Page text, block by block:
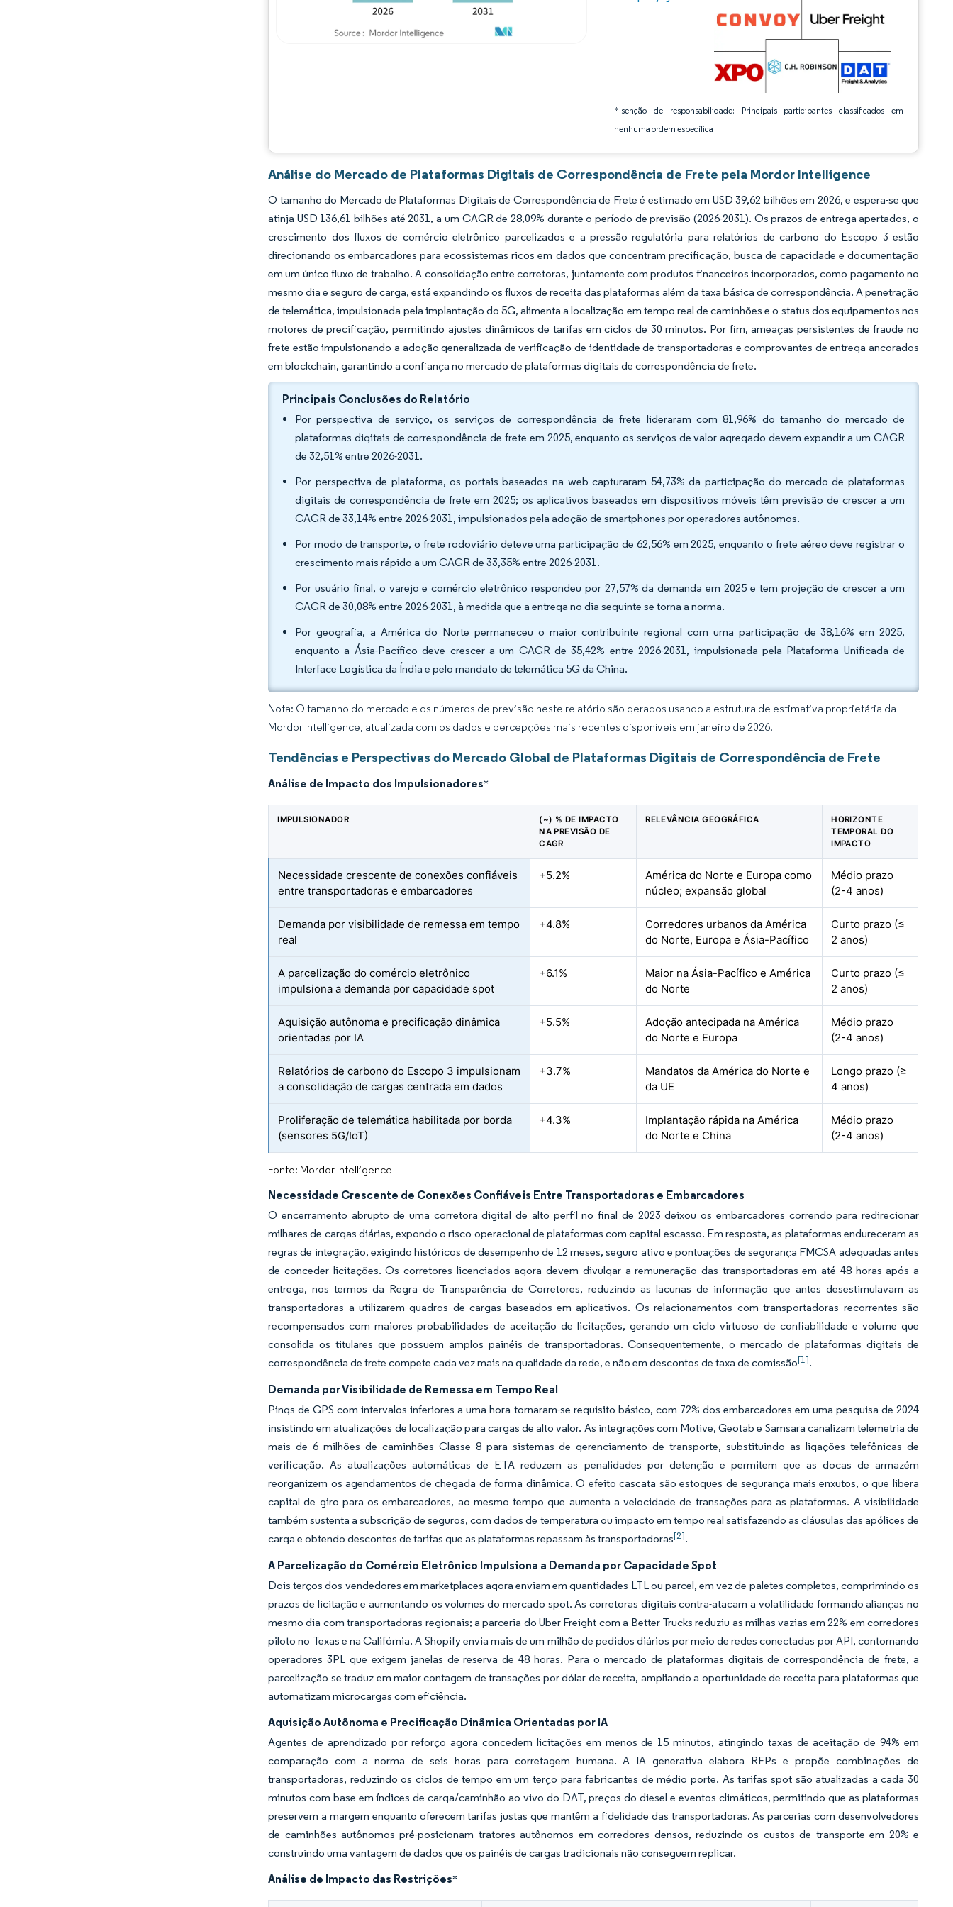
*Isenção de responsabilidade: Principais participantes classificados em
nenhuma ordem específica
Análise do Mercado de Plataformas Digitais de Correspondência de Frete pela Mordor Intelligence
O tamanho do Mercado de Plataformas Digitais de Correspondência de Frete é estimado em USD 39,62 bilhões em 2026, e espera-se que
atinja USD 136,61 bilhões até 2031, a um CAGR de 28,09% durante o período de previsão (2026-2031). Os prazos de entrega apertados, o
crescimento dos fluxos de comércio eletrônico parcelizados e a pressão regulatória para relatórios de carbono do Escopo 3 estão
direcionando os embarcadores para ecossistemas ricos em dados que concentram precificação, busca de capacidade e documentação
em um único fluxo de trabalho. A consolidação entre corretoras, juntamente com produtos financeiros incorporados, como pagamento no
mesmo dia e seguro de carga, está expandindo os fluxos de receita das plataformas além da taxa básica de correspondência. A penetração
de telemática, impulsionada pela implantação do 5G, alimenta a localização em tempo real de caminhões e o status dos equipamentos nos
motores de precificação, permitindo ajustes dinâmicos de tarifas em ciclos de 30 minutos. Por fim, ameaças persistentes de fraude no
frete estão impulsionando a adoção generalizada de verificação de identidade de transportadoras e comprovantes de entrega ancorados
em blockchain, garantindo a confiança no mercado de plataformas digitais de correspondência de frete.
Principais Conclusões do Relatório
Por perspectiva de serviço, os serviços de correspondência de frete lideraram com 81,96% do tamanho do mercado de
plataformas digitais de correspondência de frete em 2025, enquanto os serviços de valor agregado devem expandir a um CAGR
de 32,51% entre 2026-2031.
Por perspectiva de plataforma, os portais baseados na web capturaram 54,73% da participação do mercado de plataformas
digitais de correspondência de frete em 2025; os aplicativos baseados em dispositivos móveis têm previsão de crescer a um
CAGR de 33,14% entre 2026-2031, impulsionados pela adoção de smartphones por operadores autônomos.
Por modo de transporte, o frete rodoviário deteve uma participação de 62,56% em 2025, enquanto o frete aéreo deve registrar o
crescimento mais rápido a um CAGR de 33,35% entre 2026-2031.
Por usuário final, o varejo e comércio eletrônico respondeu por 27,57% da demanda em 2025 e tem projeção de crescer a um
CAGR de 30,08% entre 2026-2031, à medida que a entrega no dia seguinte se torna a norma.
Por geografia, a América do Norte permaneceu o maior contribuinte regional com uma participação de 38,16% em 2025,
enquanto a Ásia-Pacífico deve crescer a um CAGR de 35,42% entre 2026-2031, impulsionada pela Plataforma Unificada de
Interface Logística da Índia e pelo mandato de telemática 5G da China.
Nota: O tamanho do mercado e os números de previsão neste relatório são gerados usando a estrutura de estimativa proprietária da
Mordor Intelligence, atualizada com os dados e percepções mais recentes disponíveis em janeiro de 2026.
Tendências e Perspectivas do Mercado Global de Plataformas Digitais de Correspondência de Frete
Análise de Impacto dos Impulsionadores*
IMPULSIONADOR
(~) % DE IMPACTO
NA PREVISÃO DE
CAGR
RELEVÂNCIA GEOGRÁFICA
HORIZONTE
TEMPORAL DO
IMPACTO
Necessidade crescente de conexões confiáveis
entre transportadoras e embarcadores
+5.2%
América do Norte e Europa como
núcleo; expansão global
Médio prazo
(2-4 anos)
Demanda por visibilidade de remessa em tempo
real
+4.8%
Corredores urbanos da América
do Norte, Europa e Ásia-Pacífico
Curto prazo (≤
2 anos)
A parcelização do comércio eletrônico
impulsiona a demanda por capacidade spot
+6.1%
Maior na Ásia-Pacífico e América
do Norte
Curto prazo (≤
2 anos)
Aquisição autônoma e precificação dinâmica
orientadas por IA
+5.5%
Adoção antecipada na América
do Norte e Europa
Médio prazo
(2-4 anos)
Relatórios de carbono do Escopo 3 impulsionam
a consolidação de cargas centrada em dados
+3.7%
Mandatos da América do Norte e
da UE
Longo prazo (≥
4 anos)
Proliferação de telemática habilitada por borda
(sensores 5G/IoT)
+4.3%
Implantação rápida na América
do Norte e China
Médio prazo
(2-4 anos)
Fonte: Mordor Intelligence
Necessidade Crescente de Conexões Confiáveis Entre Transportadoras e Embarcadores
O encerramento abrupto de uma corretora digital de alto perfil no final de 2023 deixou os embarcadores correndo para redirecionar
milhares de cargas diárias, expondo o risco operacional de plataformas com capital escasso. Em resposta, as plataformas endureceram as
regras de integração, exigindo históricos de desempenho de 12 meses, seguro ativo e pontuações de segurança FMCSA adequadas antes
de conceder licitações. Os corretores licenciados agora devem divulgar a remuneração das transportadoras em até 48 horas após a
entrega, nos termos da Regra de Transparência de Corretores, reduzindo as lacunas de informação que antes desestimulavam as
transportadoras a utilizarem quadros de cargas baseados em aplicativos. Os relacionamentos com transportadoras recorrentes são
recompensados com maiores probabilidades de aceitação de licitações, gerando um ciclo virtuoso de confiabilidade e volume que
consolida os titulares que possuem amplos painéis de transportadoras. Consequentemente, o mercado de plataformas digitais de
correspondência de frete compete cada vez mais na qualidade da rede, e não em descontos de taxa de comissão[1].
Demanda por Visibilidade de Remessa em Tempo Real
Pings de GPS com intervalos inferiores a uma hora tornaram-se requisito básico, com 72% dos embarcadores em uma pesquisa de 2024
insistindo em atualizações de localização para cargas de alto valor. As integrações com Motive, Geotab e Samsara canalizam telemetria de
mais de 6 milhões de caminhões Classe 8 para sistemas de gerenciamento de transporte, substituindo as ligações telefônicas de
verificação. As atualizações automáticas de ETA reduzem as penalidades por detenção e permitem que as docas de armazém
reorganizem os agendamentos de chegada de forma dinâmica. O efeito cascata são estoques de segurança mais enxutos, o que libera
capital de giro para os embarcadores, ao mesmo tempo que aumenta a velocidade de transações para as plataformas. A visibilidade
também sustenta a subscrição de seguros, com dados de temperatura ou impacto em tempo real satisfazendo as cláusulas das apólices de
carga e obtendo descontos de tarifas que as plataformas repassam às transportadoras[2].
A Parcelização do Comércio Eletrônico Impulsiona a Demanda por Capacidade Spot
Dois terços dos vendedores em marketplaces agora enviam em quantidades LTL ou parcel, em vez de paletes completos, comprimindo os
prazos de licitação e aumentando os volumes do mercado spot. As corretoras digitais contra-atacam a volatilidade formando alianças no
mesmo dia com transportadoras regionais; a parceria do Uber Freight com a Better Trucks reduziu as milhas vazias em 22% em corredores
piloto no Texas e na Califórnia. A Shopify envia mais de um milhão de pedidos diários por meio de redes conectadas por API, contornando
operadores 3PL que exigem janelas de reserva de 48 horas. Para o mercado de plataformas digitais de correspondência de frete, a
parcelização se traduz em maior contagem de transações por dólar de receita, ampliando a oportunidade de receita para plataformas que
automatizam microcargas com eficiência.
Aquisição Autônoma e Precificação Dinâmica Orientadas por IA
Agentes de aprendizado por reforço agora concedem licitações em menos de 15 minutos, atingindo taxas de aceitação de 94% em
comparação com a norma de seis horas para corretagem humana. A IA generativa elabora RFPs e propõe combinações de
transportadoras, reduzindo os ciclos de tempo em um terço para fabricantes de médio porte. As tarifas spot são atualizadas a cada 30
minutos com base em índices de carga/caminhão ao vivo do DAT, preços do diesel e eventos climáticos, permitindo que as plataformas
preservem a margem enquanto oferecem tarifas justas que mantêm a fidelidade das transportadoras. As parcerias com desenvolvedores
de caminhões autônomos pré-posicionam tratores autônomos em corredores densos, reduzindo os custos de transporte em 20% e
construindo uma vantagem de dados que os painéis de cargas tradicionais não conseguem replicar.
Análise de Impacto das Restrições*